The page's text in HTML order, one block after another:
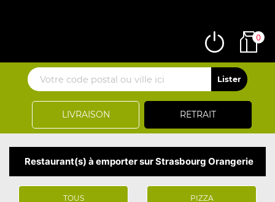
LIVRAISON RETRAIT
0
Restaurant(s) à emporter sur Strasbourg Orangerie
TOUS PIZZA